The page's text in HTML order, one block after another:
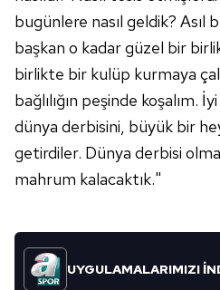
hazırlanmış Aydınlatma
ilgili mevzuata uygun olarak
almak için lütfen tıklayınız.
bugünlere nasıl geldik? Asıl
başkan o kadar güzel bir
birlikte bir kulüp kurmaya
bağlılığın peşinde koşalım.
dünya derbisini, büyük bir
getirdiler. Dünya derbisi
mahrum kalacaktık."
UYGULAMALARIMIZI